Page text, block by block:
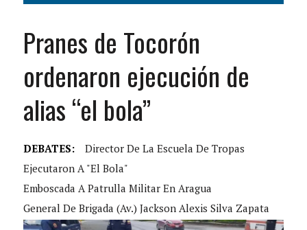
Pranes de Tocorón
ordenaron ejecución de
alias “el bola”
DEBATES:
Director De La Escuela De Tropas
Ejecutaron A "el Bola"
Emboscada A Patrulla Militar En Aragua
General De Brigada (Av.) Jackson Alexis Silva Zapata